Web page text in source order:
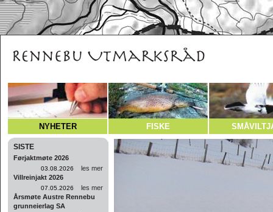
NYHETER FISKE
SISTE
Førjaktmøte 2026
03.08.2026
les mer
Villreinjakt 2026
07.05.2026
les mer
Årsmøte Austre Rennebu
grunneierlag SA